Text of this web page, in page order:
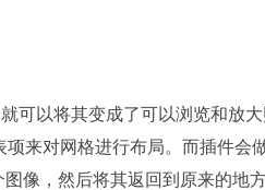
以将其变成了可以浏览和放大
来对网格进行布局。而插件会
像，然后将其返回到原来的地方